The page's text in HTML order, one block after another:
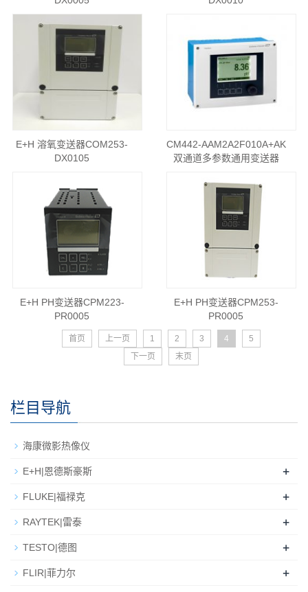
E+H 溶氧变送器COM253-
DX0105
CM442-AAM2A2F010A+AK
双通道多参数通用变送器
E+H PH变送器CPM223-
PR0005
E+H PH变送器CPM253-
PR0005
首页 上一页 1 2 3 4
5
下一页
末页
栏目导航
海康微影热像仪
E+H|恩德斯豪斯 +
FLUKE|福禄克 +
RAYTEK|雷泰 +
TESTO|德图 +
FLIR|菲力尔 +